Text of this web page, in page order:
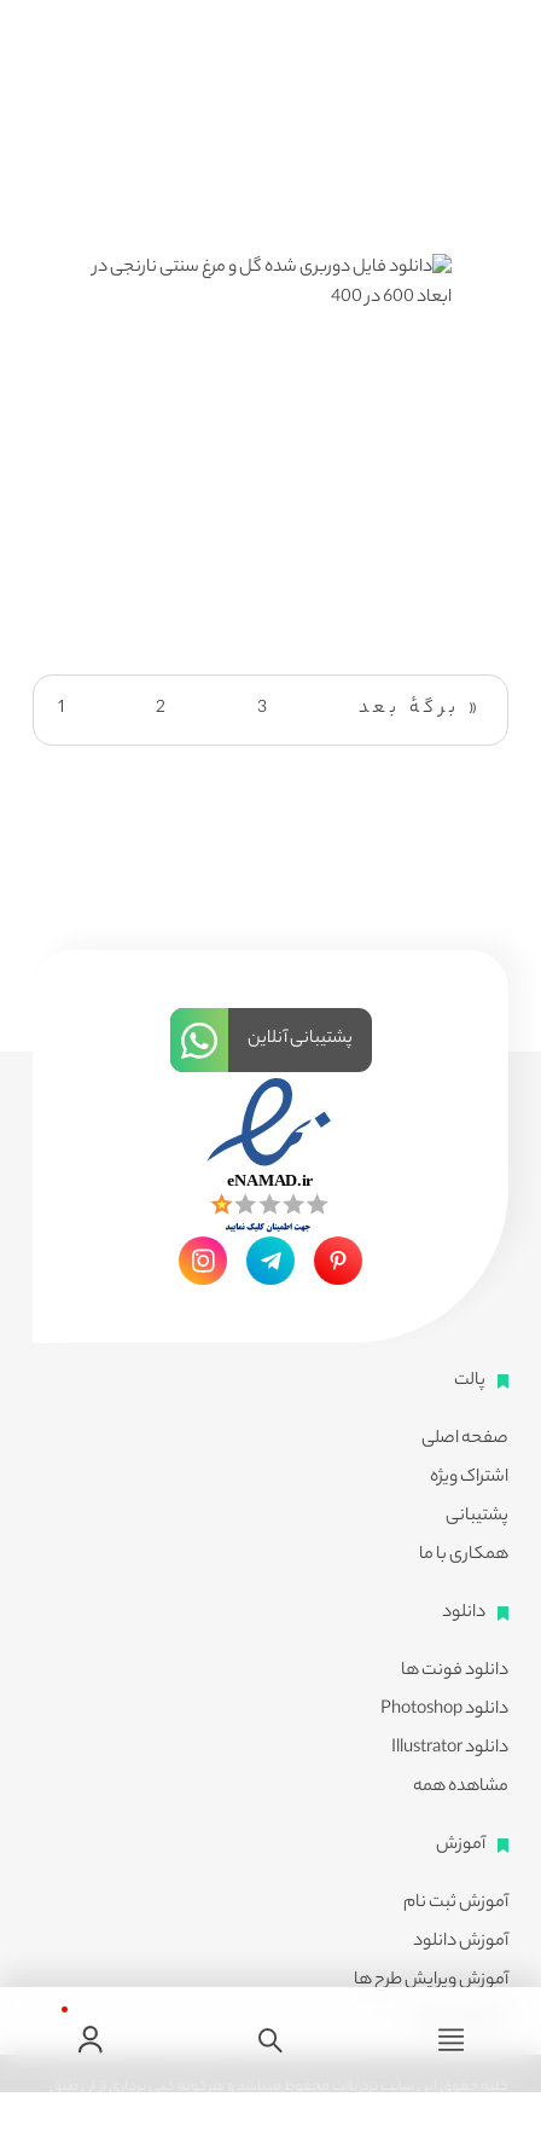
1 2 3 برگهٔ بعد »
پالت
صفحه اصلی
اشتراک ویژه
پشتیبانی
همکاری با ما
دانلود
دانلود فونت ها
دانلود Photoshop
دانلود Illustrator
مشاهده همه
آموزش
آموزش ثبت نام
آموزش دانلود
آموزش ویرایش طرح ها
پشتیبانی آنلاین
کلیه حقوق این سایت نزد پالت محفوظ میباشد و هرگونه کپی برداری از آن طبق